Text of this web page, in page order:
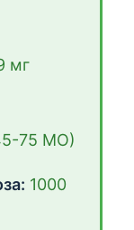
мг
75 МО)
1000